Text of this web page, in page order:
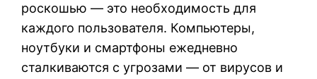
роскошью — это необходимость для
каждого пользователя. Компьютеры,
ноутбуки и смартфоны ежедневно
сталкиваются с угрозами — от вирусов и